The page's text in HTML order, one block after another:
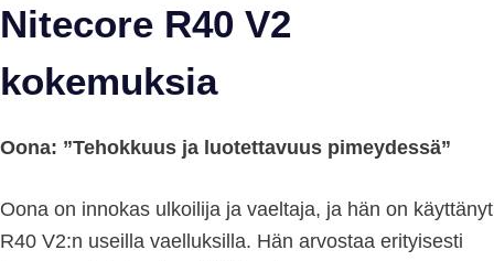
Nitecore R40 V2
kokemuksia
Oona: ”Tehokkuus ja luotettavuus pimeydessä”
Oona on innokas ulkoilija ja vaeltaja, ja hän on käyttänyt
R40 V2:n useilla vaelluksilla. Hän arvostaa erityisesti